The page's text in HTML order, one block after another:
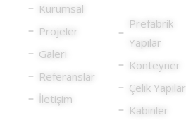
Kurumsal
Projeler
Galeri
Referanslar
İletişim
Prefabrik
Yapılar
Konteyner
Çelik Yapılar
Kabinler